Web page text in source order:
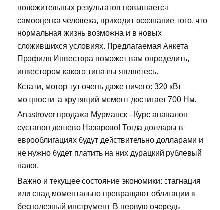
положительных результатов повышается
самооценка человека, приходит осознание того, что
нормальная жизнь возможна и в новых
сложившихся условиях. Предлагаемая Анкета
Профиля Инвестора поможет вам определить,
инвестором какого типа вы являетесь.
Кстати, мотор тут очень даже ничего: 320 кВт
мощности, а крутящий момент достигает 700 Нм.
Anastrover продажа Мурманск - Курс анапалон
сустанон дешево Назарово! Тогда доллары в
еврооблигациях будут действительно долларами и
не нужно будет платить на них дурацкий рублевый
налог.
Важно и текущее состояние экономики: стагнация
или спад моментально превращают облигации в
бесполезный инструмент. В первую очередь